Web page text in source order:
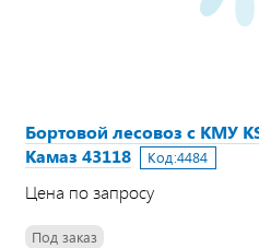
Бортовой лесовоз с КМУ
Камаз 43118
Код:4484
Цена по запросу
Под заказ